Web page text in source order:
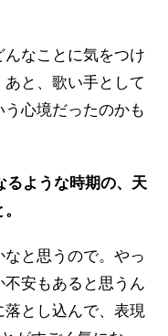
なことに気をつけ
と、歌い手として
心境だったのかも
ような時期の、天
と思うので。やっ
安もあると思うん
とし込んで、表現